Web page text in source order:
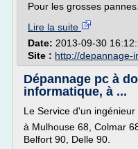
Pour les grosses
Lire la suite
Date: 2013-09-30
Site : http://depannage-
Dépannage pc à
informatique, à ...
Le Service d'un
à Mulhouse 68, Colmar
Belfort 90, Delle 90.